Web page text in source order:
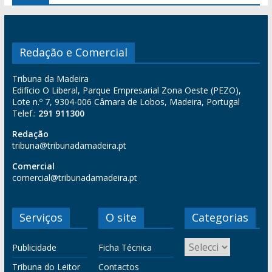
Redação e Comercial
Tribuna da Madeira
Edifício O Liberal, Parque Empresarial Zona Oeste (PEZO),
Lote n.º 7, 9304-006 Câmara de Lobos, Madeira, Portugal
Telef.: 291 911300
Redação
tribuna@tribunadamadeira.pt
Comercial
comercial@tribunadamadeira.pt
Serviços
Publicidade
Tribuna do Leitor
O site
Ficha Técnica
Contactos
Categorias